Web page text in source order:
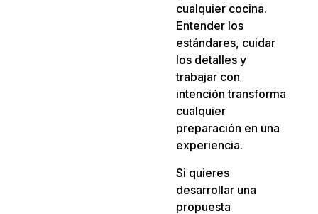
cualquier cocina.
Entender los
estándares, cuidar
los detalles y
trabajar con
intención transforma
cualquier
preparación en una
experiencia.
Si quieres
desarrollar una
propuesta